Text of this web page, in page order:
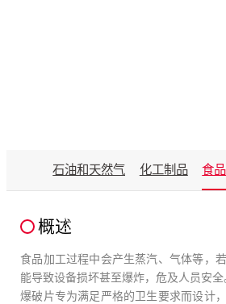
行业应用
您当前所在的位置：
石油和天然气 化工制品 食
概述
食品加工过程中会产生蒸汽、气体等，
能导致设备损坏甚至爆炸，危及人员安全
爆破片专为满足严格的卫生要求而设计